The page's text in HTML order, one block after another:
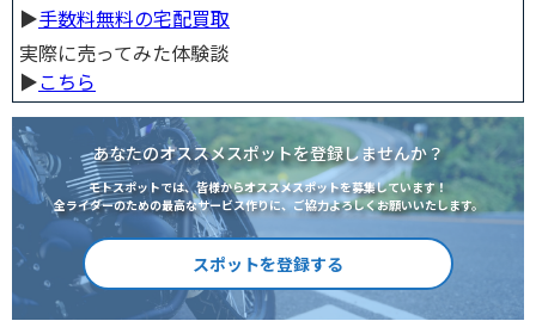
▶︎手数料無料の宅配買取
実際に売ってみた体験談
▶︎こちら
あなたのオススメスポットを登録しませんか？
モトスポットでは、皆様からオススメスポットを募集しています！
全ライダーのための最高なサービス作りに、ご協力よろしくお願いいたします。
スポットを登録する